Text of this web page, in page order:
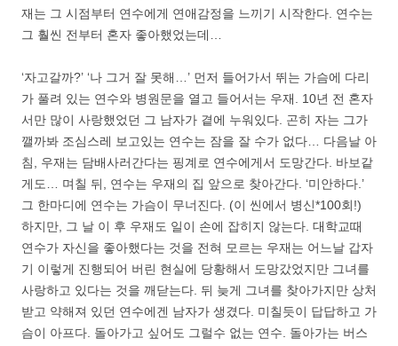
재는 그 시점부터 연수에게 연애감정을 느끼기 시작한다. 연수는
그 훨씬 전부터 혼자 좋아했었는데…
‘자고갈까?’ ‘나 그거 잘 못해…’ 먼저 들어가서 뛰는 가슴에 다리
가 풀려 있는 연수와 병원문을 열고 들어서는 우재. 10년 전 혼자
서만 많이 사랑했었던 그 남자가 곁에 누워있다. 곤히 자는 그가
깰까봐 조심스레 보고있는 연수는 잠을 잘 수가 없다… 다음날 아
침, 우재는 담배사러간다는 핑계로 연수에게서 도망간다. 바보같
게도… 며칠 뒤, 연수는 우재의 집 앞으로 찾아간다. ‘미안하다.’
그 한마디에 연수는 가슴이 무너진다. (이 씬에서 병신*100회!)
하지만, 그 날 이 후 우재도 일이 손에 잡히지 않는다. 대학교때
연수가 자신을 좋아했다는 것을 전혀 모르는 우재는 어느날 갑자
기 이렇게 진행되어 버린 현실에 당황해서 도망갔었지만 그녀를
사랑하고 있다는 것을 깨닫는다. 뒤 늦게 그녀를 찾아가지만 상처
받고 약해져 있던 연수에겐 남자가 생겼다. 미칠듯이 답답하고 가
슴이 아프다. 돌아가고 싶어도 그럴수 없는 연수. 돌아가는 버스